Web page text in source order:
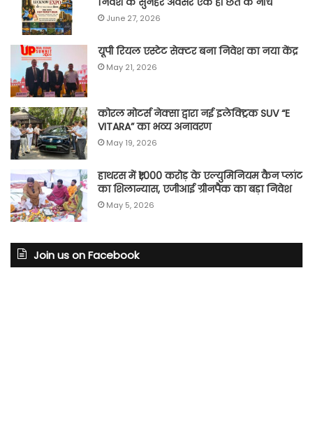
June 27, 2026
यूपी रियल एस्टेट सेक्टर बना निवेश का नया केंद्र
May 21, 2026
कोरल मोटर्स नेक्सा द्वारा नई इलेक्ट्रिक SUV “E
VITARA” का भव्य अनावरण
May 19, 2026
हाथरस में ₹1,000 करोड़ के एल्युमिनियम कैन प्लांट
का शिलान्यास, एजीआई ग्रीनपैक का बड़ा निवेश
May 5, 2026
Join us on Facebook